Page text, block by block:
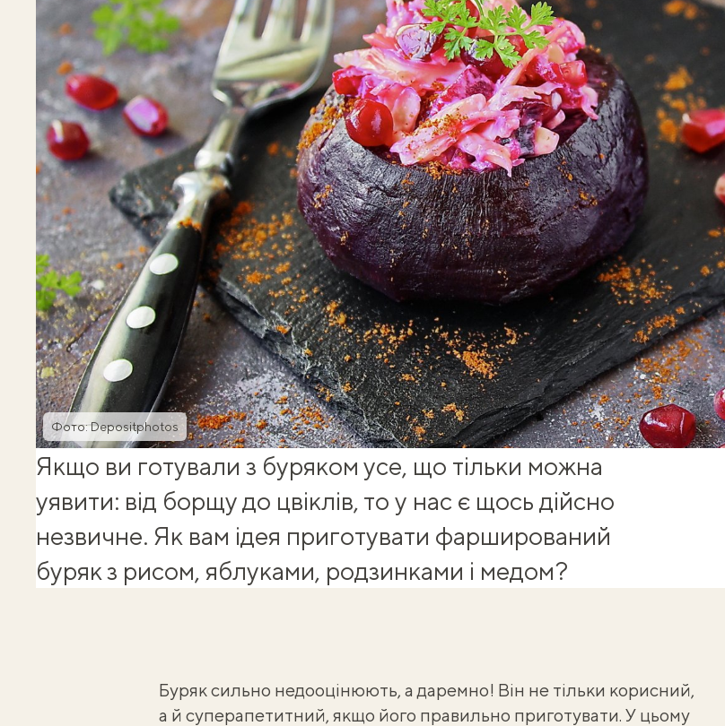
Фото: Depositphotos
Якщо ви готували з буряком усе, що тільки можна
уявити: від борщу до цвіклів, то у нас є щось дійсно
незвичне. Як вам ідея приготувати фарширований
буряк з рисом, яблуками, родзинками і медом?
Буряк сильно недооцінюють, а даремно! Він не тільки корисний,
а й суперапетитний, якщо його правильно приготувати. У цьому